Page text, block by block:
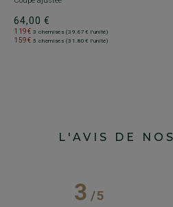
64,00 €
119€ 3 chemises (39.67€ l'unité)
159€ 5 chemises (31.80€ l'unité)
L'AVIS DE
3/5